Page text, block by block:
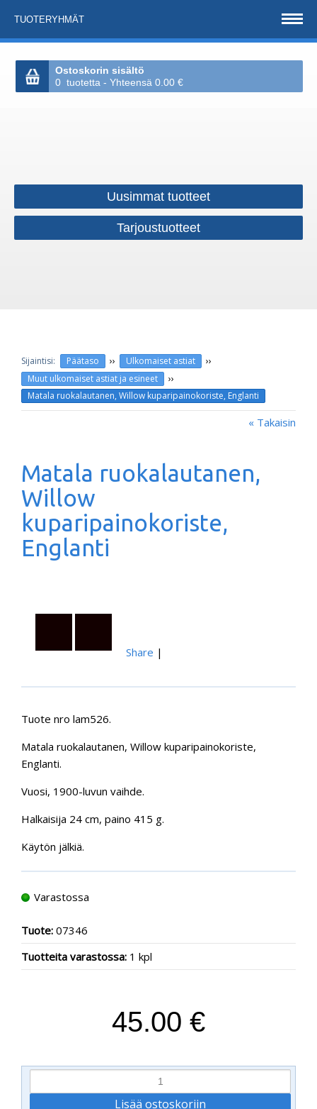
TUOTERYHMÄT
Ostoskorin sisältö
0 tuotetta - Yhteensä 0.00 €
Uusimmat tuotteet
Tarjoustuotteet
Päätaso ›› Ulkomaiset astiat ››
Muut ulkomaiset astiat ja esineet ››
Matala ruokalautanen, Willow kuparipainokoriste, Englanti
« Takaisin
Matala ruokalautanen,
Willow
kuparipainokoriste,
Englanti
Share |
Tuote nro lam526.
Matala ruokalautanen, Willow kuparipainokoriste,
Englanti.
Vuosi, 1900-luvun vaihde.
Halkaisija 24 cm, paino 415 g.
Käytön jälkiä.
Varastossa
Tuote: 07346
Tuotteita varastossa: 1 kpl
45.00 €